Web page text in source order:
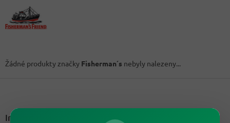
Žádné produkty značky Fisherman´s nebyly nalezeny...
Informace pro vás